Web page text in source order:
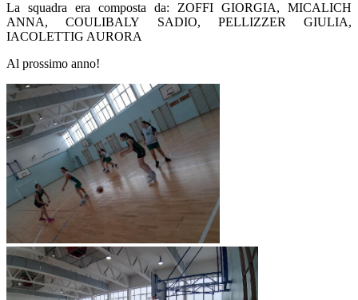
La squadra era composta da: ZOFFI GIORGIA, MICALICH
ANNA, COULIBALY SADIO, PELLIZZER GIULIA,
IACOLETTIG AURORA
Al prossimo anno!